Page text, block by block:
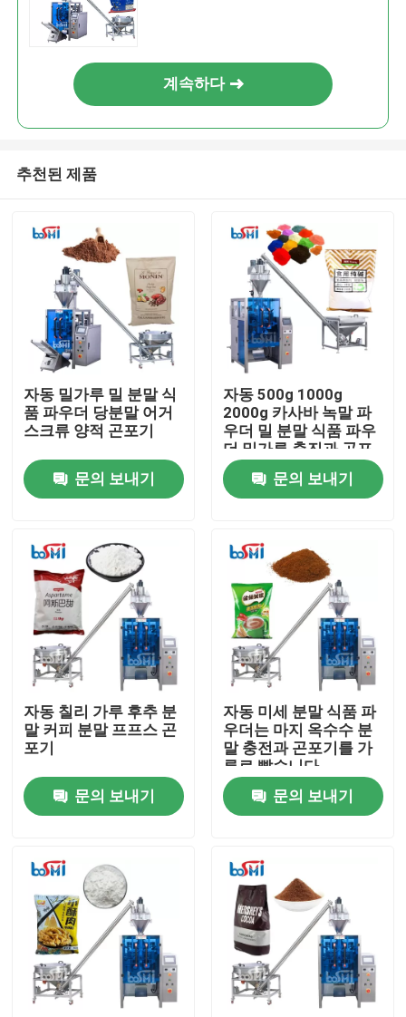
홈
회사 소개
접촉
제품 소개
분말 포장기
수직 곤포기
분말 충전 기계
스낵 곤포기
냉동 식품 곤포기
계속하다
추천된 제품
자동 밀가루 밀 분말 식
품 파우더 당분말 어거
스크류 양적 곤포기
문의 보내기
자동 500g 1000g
2000g 카사바 녹말 파
우더 밀 분말 식품 파우
더 밀가루 충진과 곤포
기
문의 보내기
자동 칠리 가루 후추 분
말 커피 분말 프프스 곤
포기
문의 보내기
자동 미세 분말 식품 파
우더는 마지 옥수수 분
말 충전과 곤포기를 가
루로 빻습니다
문의 보내기